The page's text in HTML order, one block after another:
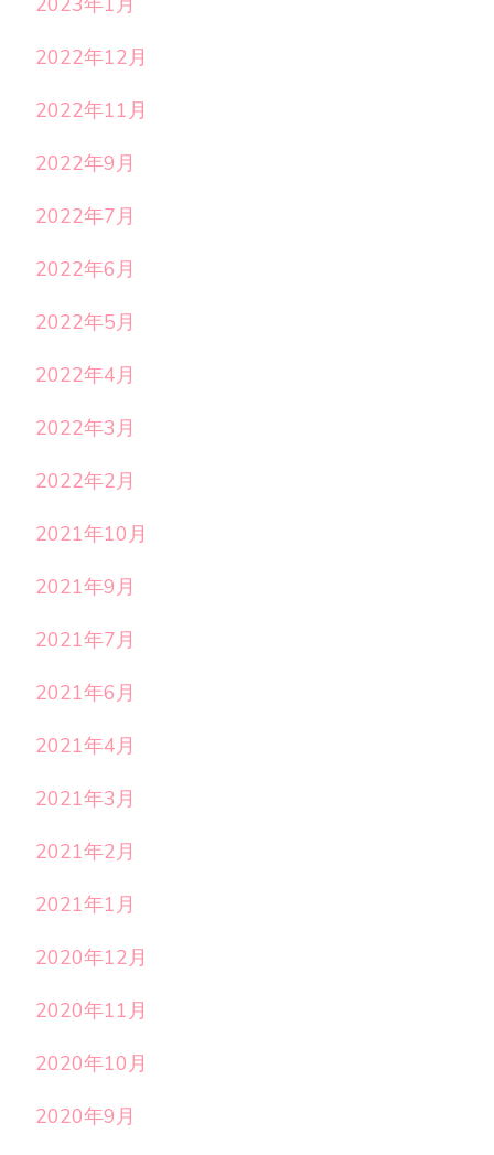
2022年12月
2022年11月
2022年9月
2022年7月
2022年6月
2022年5月
2022年4月
2022年3月
2022年2月
2021年10月
2021年9月
2021年7月
2021年6月
2021年4月
2021年3月
2021年2月
2021年1月
2020年12月
2020年11月
2020年10月
2020年9月